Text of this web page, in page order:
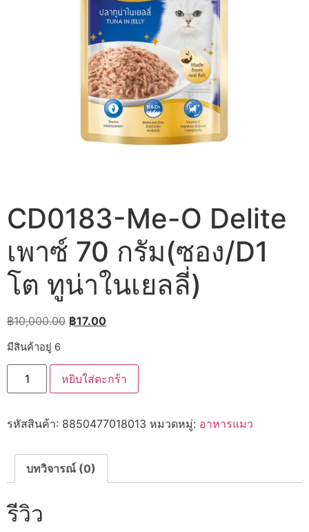
CD0183-Me-O Delite
เพาซ์ 70 กรัม(ซอง/D1
โต ทูน่าในเยลลี่)
฿10,000.00 Original
฿10,000.00.
฿17.00Current
฿17.00.
มีสินค้าอยู่ 6
จำนวน
CD0183-
Me-
เพา
กรัม(ซอง/D1
ทูน่า
เยล
ลี่)
ชิ้น
หยิบใส่ตะกร้า
รหัสสินค้า: 8850477018013 หมวดหมู่: อาหารแมว
บทวิจารณ์ (0)
รีวิว